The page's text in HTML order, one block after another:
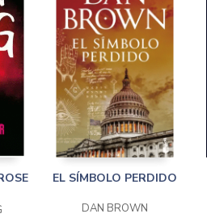
EL SÍMBOLO PERDIDO
DAN BROWN